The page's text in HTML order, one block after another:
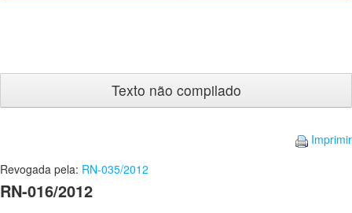
Texto não compilado
Imprimir
Revogada pela: RN-035/2012
RN-016/2012